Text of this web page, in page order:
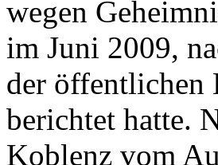
wegen
im Juni 2009,
der öffentlichen
berichtet hatte.
Koblenz vom